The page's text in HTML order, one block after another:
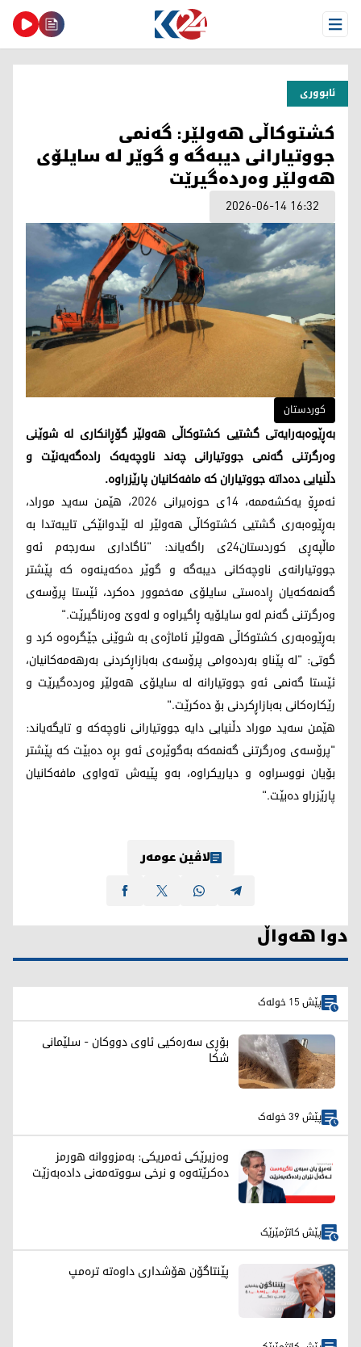
Open Menu
ئابووری
کشتوکاڵی هەولێر: گەنمی
جووتیارانی دیبەگە و گوێر لە سایلۆی
هەولێر وەردەگیرێت
2026-06-14 16:32
کوردستان
بەڕێوەبەرایەتی گشتیی کشتوکاڵی هەولێر گۆڕانکاری لە شوێنی
وەرگرتنی گەنمی جووتیارانی چەند ناوچەیەک رادەگەیەنێت و
دڵنیایی دەداتە جووتیاران کە مافەکانیان پارێزراوە.
ئەمڕۆ یەکشەممە، 14ی حوزەیرانی 2026، هێمن سەید موراد،
بەڕێوەبەری گشتیی کشتوکاڵی هەولێر لە لێدوانێکی تایبەتدا بە
ماڵپەڕی کوردستان24ی راگەیاند: "ئاگاداری سەرجەم ئەو
جووتیارانەی ناوچەکانی دیبەگە و گوێر دەکەینەوە کە پێشتر
گەنمەکەیان ڕادەستی سایلۆی مەخموور دەکرد، ئێستا پرۆسەی
وەرگرتنی گەنم لەو سایلۆیە ڕاگیراوە و لەوێ وەرناگیرێت."
بەڕێوەبەری کشتوکاڵی هەولێر ئاماژەی بە شوێنی جێگرەوە کرد و
گوتی: "لە پێناو بەردەوامی پرۆسەی بەبازاڕکردنی بەرهەمەکانیان،
ئێستا گەنمی ئەو جووتیارانە لە سایلۆی هەولێر وەردەگیرێت و
رێکارەکانی بەبازاڕکردنی بۆ دەکرێت."
هێمن سەید موراد دڵنیایی دایە جووتیارانی ناوچەکە و تایگەیاند:
"پرۆسەی وەرگرتنی گەنمەکە بەگوێرەی ئەو بڕە دەبێت کە پێشتر
بۆیان نووسراوە و دیاریکراوە، بەو پێیەش تەواوی مافەکانیان
پارێزراو دەبێت."
لاڤین عومەر
دوا هەواڵ
پێش 15 خولەک
بۆڕی سەرەکیی ئاوی دووکان - سلێمانی
شکا
پێش 39 خولەک
وەزیرێکی ئەمریکی: بەمزووانە هورمز
دەکرێتەوە و نرخی سووتەمەنی دادەبەزێت
پێش کاتژمێرێک
پێنتاگۆن هۆشداری داوەتە ترەمپ